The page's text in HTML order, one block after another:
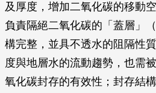
及厚度，增加二氧化碳的移動
負責隔絕二氧化碳的「蓋層」
構完整，並具不透水的阻隔性
度與地層水的流動趨勢，也需
氧化碳封存的有效性；封存結